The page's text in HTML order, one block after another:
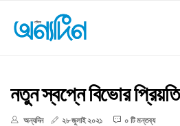
নতুন স্বপ্নে বিভোর প্রিয়তি
অন্যদিন ২৮ জুলাই ২০২১ ০ টি মন্তব্য